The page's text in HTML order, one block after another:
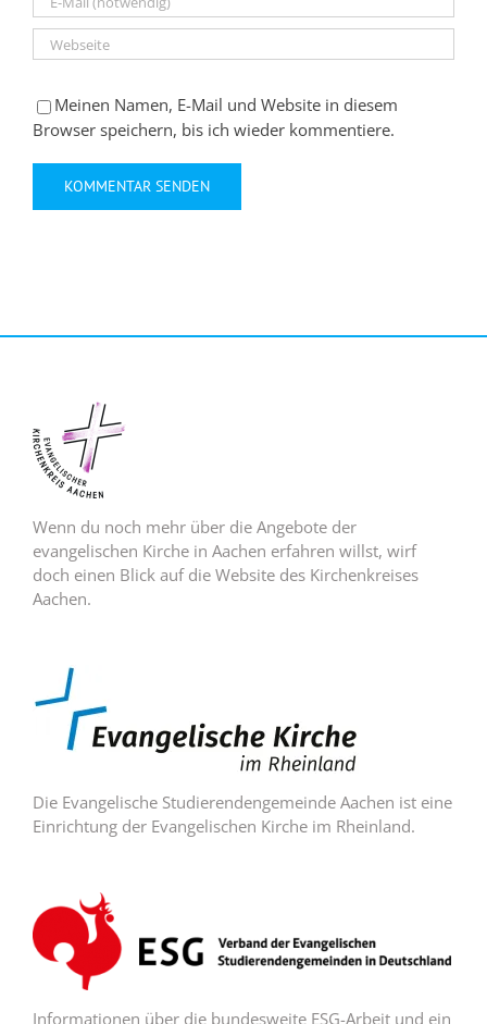
Meinen Namen, E-Mail und Website in diesem
Browser speichern, bis ich wieder kommentiere.
Wenn du noch mehr über die Angebote der
evangelischen Kirche in Aachen erfahren willst, wirf
doch einen Blick auf die Website des Kirchenkreises
Aachen.
Die Evangelische Studierendengemeinde Aachen ist eine
Einrichtung der Evangelischen Kirche im Rheinland.
Informationen über die bundesweite ESG-Arbeit und ein